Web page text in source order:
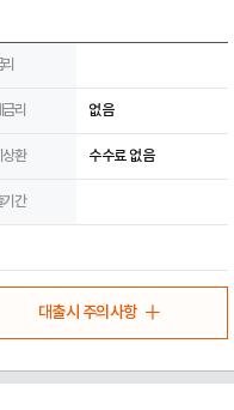
리 없음
상환 수수료 없음
기간
대출시 주의사항